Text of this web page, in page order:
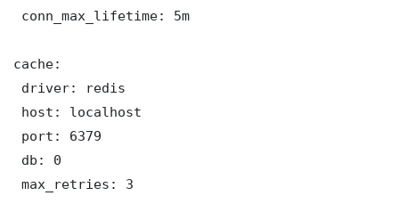
conn_max_lifetime: 5m
cache:
driver: redis
host: localhost
port: 6379
db: 0
max_retries: 3